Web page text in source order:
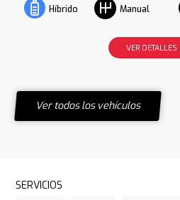
Híbrido Manual
VER DETALLES
Ver todos los vehículos
SERVICIOS